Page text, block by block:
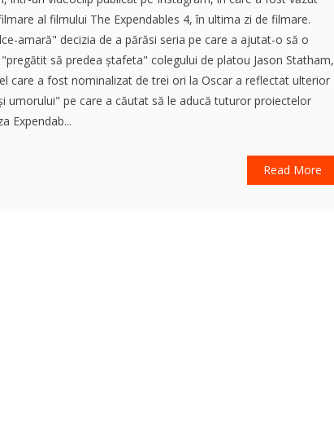
al filmului The Expendables 4, în ultima zi de filmare.
amară" decizia de a părăsi seria pe care a ajutat-o să o
să predea ștafeta" colegului de platou Jason Statham,
care a fost nominalizat de trei ori la Oscar a reflectat ulterior
umorului" pe care a căutat să le aducă tuturor proiectelor
Expendab...
Read More